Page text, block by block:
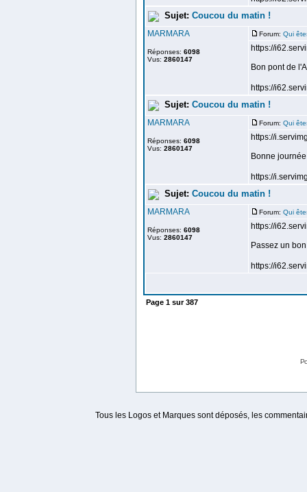
Sujet: Coucou du matin !
MARMARA
Réponses: 6098
Vus: 2860147
Forum: Qui
https://
Bon pont de
https://
Sujet: Coucou du matin !
MARMARA
Réponses: 6098
Vus: 2860147
Forum: Qui
https://
Bonne
https://
Sujet: Coucou du matin !
MARMARA
Réponses: 6098
Vus: 2860147
Forum: Qui
https://
Passez un
https://
Page 1 sur387
Tous les Logos et Marques sont déposés, les